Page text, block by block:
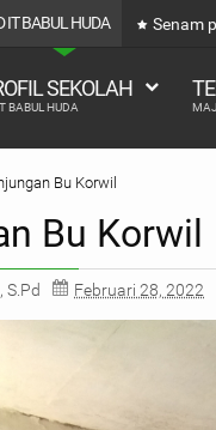
IT BABUL HUDA Senam
SEKOLAH
BABUL HUDA
Bu Korwil
Bu Korwil
S.Pd Februari 28, 2022